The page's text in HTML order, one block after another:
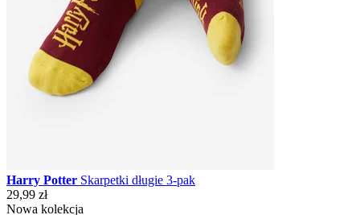
Harry Potter Skarpetki długie 3-pak
29,99 zł
Nowa kolekcja